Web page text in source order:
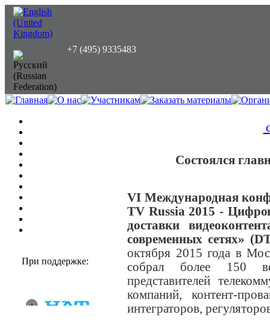
+7 (495) 9335483
При поддержке:
Состоялся
VI Международная
TV Russia 2015 -
доставки
современных сетях»
октября 2015 года в
собрал более 150
представителей
компаний, контент-
интеграторов,